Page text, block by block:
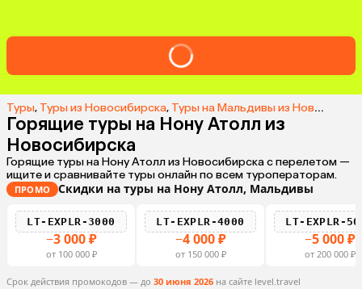
Туры, Туры из Новосибирска, Туры на Мальдивы из Новосибирска
Горящие туры на Нону Атолл из
Новосибирска
Горящие туры на Нону Атолл из Новосибирска с перелетом —
ищите и сравнивайте туры онлайн по всем туроператорам.
ПРОМО Скидки на туры на Нону Атолл, Мальдивы
LT-EXPLR-3000
−3 000 ₽
от 100 000 ₽
LT-EXPLR-4000
−4 000 ₽
от 150 000 ₽
LT-EXPLR-
−5 000 ₽
от 200 000 ₽
Срок действия промокодов — до 30 июня 2026 на сайте level.travel